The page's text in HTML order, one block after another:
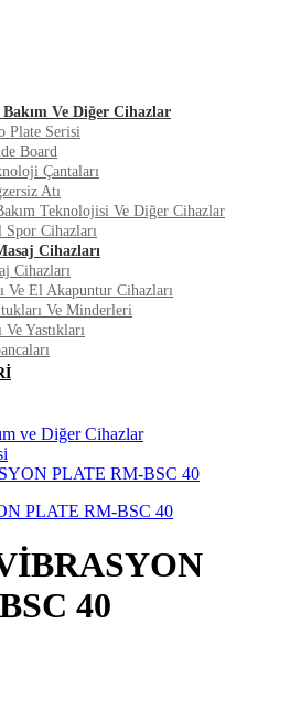
Ve Diğer Cihazlar
Plate Serisi
Board
Çantaları
Atı
Teknolojisi Ve Diğer Cihazlar
Cihazları
Cihazları
Cihazları
Ve El Akapuntur Cihazları
Ve Minderleri
Ve Yastıkları
ve Diğer Cihazlar
PLATE RM-BSC 40
40